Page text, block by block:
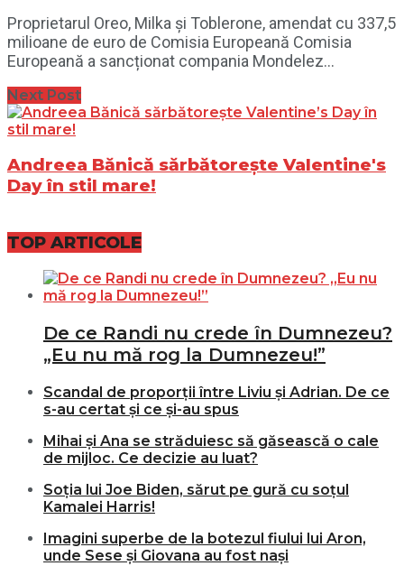
Proprietarul Oreo, Milka și Toblerone, amendat cu 337,5
milioane de euro de Comisia Europeană Comisia
Europeană a sancționat compania Mondelez...
Next Post
Andreea Bănică sărbătorește Valentine's
Day în stil mare!
TOP ARTICOLE
De ce Randi nu crede în Dumnezeu?
„Eu nu mă rog la Dumnezeu!”
Scandal de proporții între Liviu și Adrian. De ce
s-au certat și ce și-au spus
Mihai și Ana se străduiesc să găsească o cale
de mijloc. Ce decizie au luat?
Soția lui Joe Biden, sărut pe gură cu soțul
Kamalei Harris!
Imagini superbe de la botezul fiului lui Aron,
unde Sese și Giovana au fost nași